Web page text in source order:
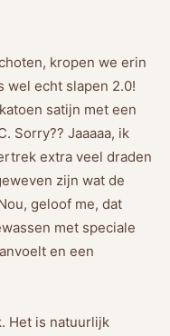
kropen we erin
wel echt slapen 2.0!
satijn met een
Sorry?? Jaaaaa, ik
extra veel draden
zijn wat de
geloof me, dat
met speciale
en een
Het is natuurlijk